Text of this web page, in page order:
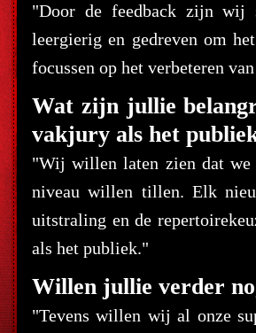
"Door de feedback zijn wij
leergierig en gedreven om
focussen op het verbeteren
Wat zijn jullie
vakjury als het
"Wij willen laten zien dat we
niveau willen tillen. Elk
uitstraling en de
als het publiek."
Willen jullie verder
"Tevens willen wij al onze